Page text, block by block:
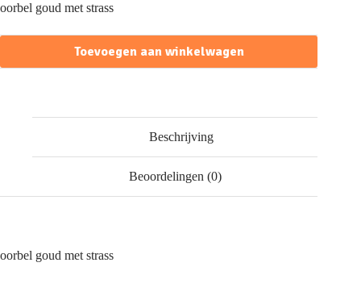
oorbel goud met strass
Toevoegen aan winkelwagen
Beschrijving
Beoordelingen (0)
oorbel goud met strass